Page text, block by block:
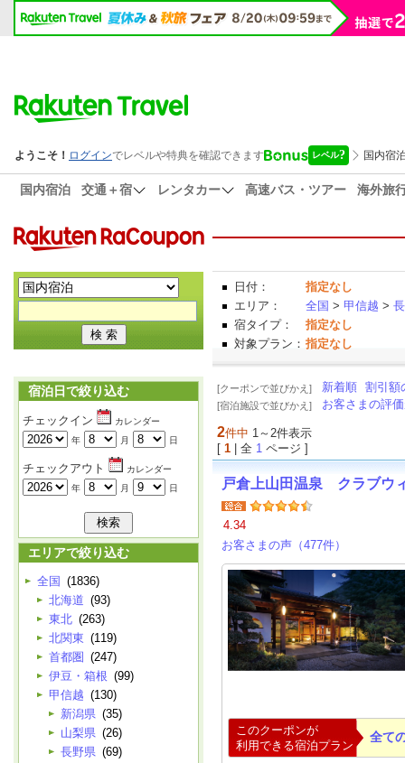
国内宿泊 交通＋宿 レンタカー 高速バス・ツアー 海外旅
日付：
指定なし
エリア：
全国 > 甲信越 >
宿タイプ：
指定なし
対象プラン： 指定なし
宿泊日で絞り込む
チェックイン
カレンダー
年
月 日
チェックアウト
カレンダー
年
月 日
エリアで絞り込む
全国 (1836)
北海道 (93)
東北 (263)
北関東 (119)
首都圏 (247)
伊豆・箱根 (99)
甲信越 (130)
新潟県 (35)
山梨県 (26)
長野県 (69)
[クーポンで並びかえ] 新着順 割引額
[宿泊施設で並びかえ] お客さまの評
2件中 1～2件表示
[ 1 | 全 1 ページ ]
戸倉上山田温泉 クラブウ
4.34
お客さまの声（477件）
このクーポンが
利用できる宿泊プラン
全て